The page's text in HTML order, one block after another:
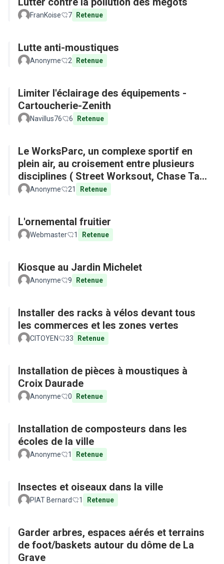
FranKoise 7 Retenue
Lutte anti-moustiques
Anonyme 2 Retenue
Limiter l'éclairage des équipements -
Cartoucherie-Zenith
Navillus76 6 Retenue
Le WorksParc, un complexe sportif en
plein air, au croisement entre plusieurs
disciplines ( Street Worksout, Chase Tag,
Parkour)
Anonyme 21 Retenue
L'ornemental fruitier
Webmaster 1 Retenue
Kiosque au Jardin Michelet
Anonyme 9 Retenue
Installer des racks à vélos devant tous
les commerces et les zones vertes
CITOYEN 33 Retenue
Installation de pièces à moustiques à
Croix Daurade
Anonyme 0 Retenue
Installation de composteurs dans les
écoles de la ville
Anonyme 1 Retenue
Insectes et oiseaux dans la ville
PIAT Bernard 1 Retenue
Garder arbres, espaces aérés et terrains
de foot/baskets autour du dôme de La
Grave